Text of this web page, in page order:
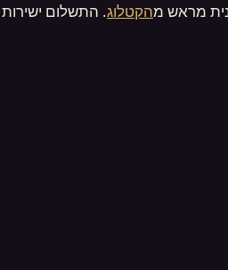
מראש מהקטלוג. התשלום ישירות